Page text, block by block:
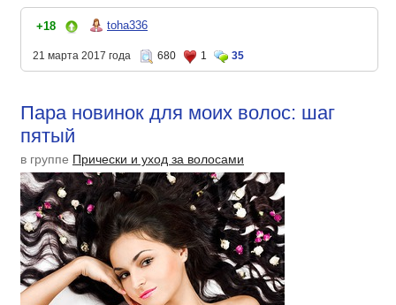
+18 toha336
21 марта 2017 года 680 1 35
Пара новинок для моих волос: шаг
пятый
в группе Прически и уход за волосами